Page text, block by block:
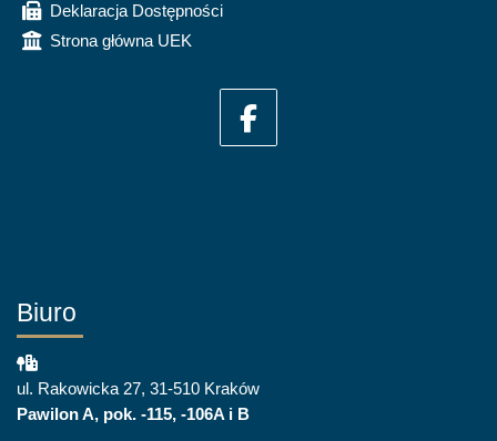
Deklaracja Dostępności
Strona główna UEK
Biuro
ul. Rakowicka 27, 31-510 Kraków
Pawilon A, pok. -115, -106A i B